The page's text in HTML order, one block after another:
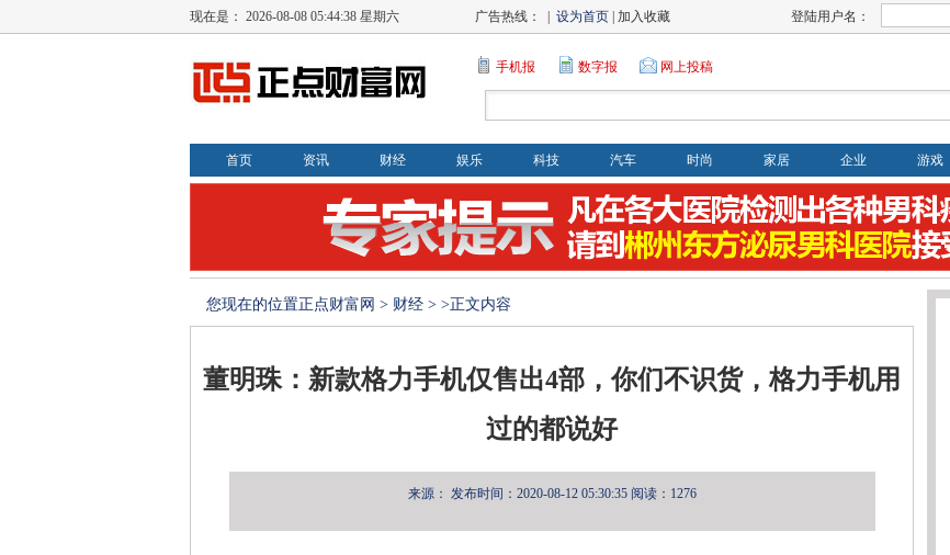
现在是： 2026-08-08 05:44:39 星期六 广告热线： | 设为首页 | 加入收藏 登陆用户名：
手机报 数字报 网上投稿
首页 资讯 财经 娱乐 科技 汽车 时尚 家居 企业 游戏
您现在的位置正点财富网 > 财经 > >正文内容
董明珠：新款格力手机仅售出4部，你们不识货，格力手机用
过的都说好
来源： 发布时间：2020-08-12 05:30:35 阅读：1276